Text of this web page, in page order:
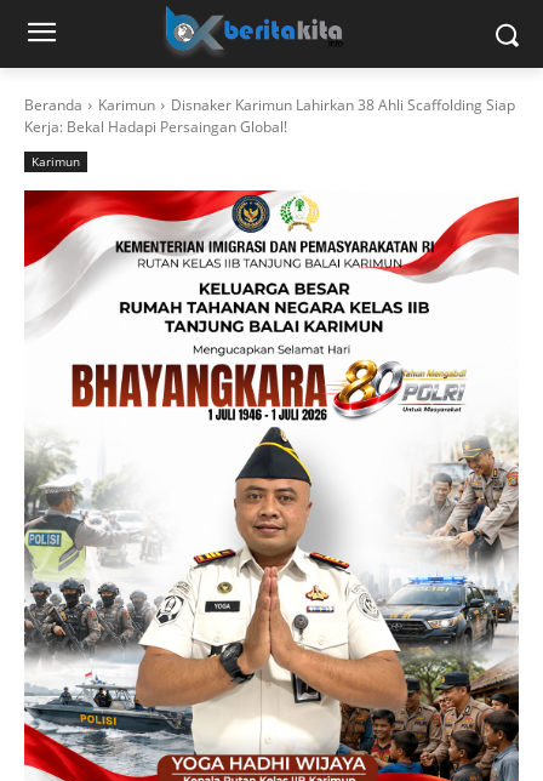
Beranda Karimun
Disnaker Karimun Lahirkan 38 Ahli Scaffolding Siap
Kerja: Bekal Hadapi Persaingan Global!
Karimun